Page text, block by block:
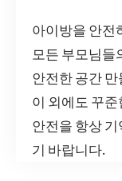
아이방을 안전
모든 부모님들
안전한 공간
이 외에도 꾸
안전을 항상
기 바랍니다.